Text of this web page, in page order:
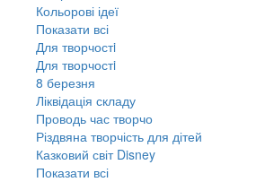
Кольорові ідеї
Показати всі
Для творчостi
Для творчостi
8 березня
Ліквідація складу
Проводь час творчо
Різдвяна творчість для дітей
Казковий світ Disney
Показати всі